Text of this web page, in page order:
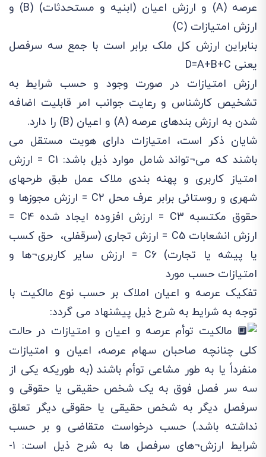
عرصه (A) و ارزش اعیان (ابنیه و مستحدثات) (B) و
ارزش امتیازات (C)
بنابراین ارزش کل ملک برابر است با جمع سه سرفصل
یعنی D=A+B+C
ارزش امتیازات در صورت وجود و حسب شرایط به
تشخیص کارشناس و رعایت جوانب امر قابلیت اضافه
شدن به ارزش بندهای عرصه (A) و اعیان (B) را دارد.
شایان ذکر است، امتیازات دارای هویت مستقل می
باشند که می¬تواند شامل موارد ذیل باشد: C1 = ارزش
امتیاز کاربری و پهنه بندی ملاک عمل طبق طرحهای
شهری و روستائی برابر عرف محل C2 = ارزش مجوزها و
حقوق مکتسبه C3 = ارزش افزوده ایجاد شده C4 =
ارزش انشعابات C5 = ارزش تجاری (سرقفلی، حق کسب
یا پیشه یا تجارت) C6 = ارزش سایر کاربری¬ها و
امتیازات حسب مورد
تفکیک عرصه و اعیان املاک بر حسب نوع مالکیت با
توجه به شرایط به شرح ذیل پیشنهاد می گردد:
مالکیت توأم عرصه و اعیان و امتیازات در حالت
کلی چنانچه صاحبان سهام عرصه، اعیان و امتیازات
منفرداً یا به طور مشاعی توأم باشند (به طوریکه یکی از
سه سر فصل فوق به یک شخص حقیقی یا حقوقی و
سرفصل دیگر به شخص حقیقی یا حقوقی دیگر تعلق
نداشته باشد.) حسب درخواست متقاضی و بر حسب
شرایط ارزش¬های سرفصل ها به شرح ذیل است: ۱-